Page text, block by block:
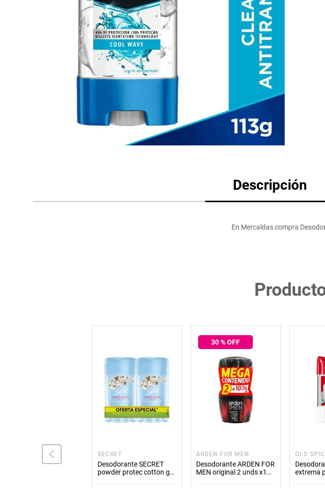
lácteos y refrigerados
vinos y licores
mascotas
otros
Descripción
En Mercaldas compra
BOND
SECRET
Desodorante SECRET
powder protec cotton gel
30% OFF
ARDEN FOR MEN
Desodorante ARDEN FOR
MEN original 2 unds x100
OLD
extrema